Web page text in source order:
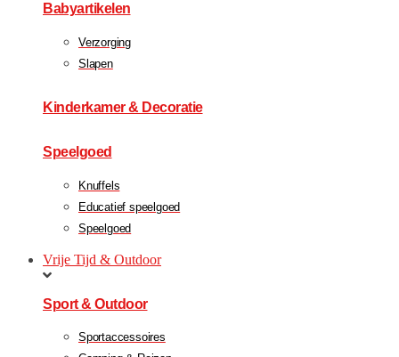
Babyartikelen
Verzorging
Slapen
Kinderkamer & Decoratie
Speelgoed
Knuffels
Educatief speelgoed
Speelgoed
Vrije Tijd & Outdoor
Sport & Outdoor
Sportaccessoires